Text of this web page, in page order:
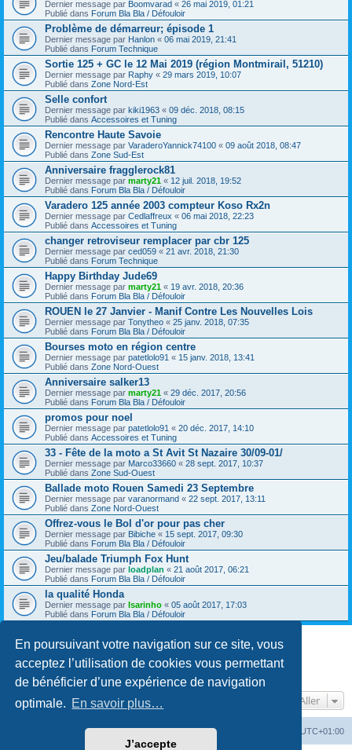
En poursuivant votre navigation sur ce site, vous
acceptez l’utilisation de cookies vous permettant
de bénéficier d’une expérience de navigation
optimale. En savoir plus…
J’accepte
Dernier message par Boomvarad « 26 mai 2019, 01:21
Publié dans Forum Bla Bla / Défouloir
Problème de démarreur; épisode 1
Dernier message par Hanlon « 06 mai 2019, 21:41
Publié dans Forum Technique
Sortie 125 + GC le 12 Mai 2019 (région Montmirail, 51210)
Dernier message par Raphy « 29 mars 2019, 10:07
Publié dans Zone Nord-Est
Selle confort
Dernier message par kiki1963 « 09 déc. 2018, 08:15
Publié dans Accessoires et Tuning
Rencontre Haute Savoie
Dernier message par VaraderoYannick74100 « 09 août 2018, 08:47
Publié dans Zone Sud-Est
Anniversaire fragglerock81
Dernier message par marty21 « 12 juil. 2018, 19:52
Publié dans Forum Bla Bla / Défouloir
Varadero 125 année 2003 compteur Koso Rx2n
Dernier message par Cedlaffreux « 06 mai 2018, 22:23
Publié dans Accessoires et Tuning
changer retroviseur remplacer par cbr 125
Dernier message par ced059 « 21 avr. 2018, 21:30
Publié dans Forum Technique
Happy Birthday Jude69
Dernier message par marty21 « 19 avr. 2018, 20:36
Publié dans Forum Bla Bla / Défouloir
ROUEN le 27 Janvier - Manif Contre Les Nouvelles Lois
Dernier message par Tonytheo « 25 janv. 2018, 07:35
Publié dans Forum Bla Bla / Défouloir
Bourses moto en région centre
Dernier message par patetlolo91 « 15 janv. 2018, 13:41
Publié dans Zone Nord-Ouest
Anniversaire salker13
Dernier message par marty21 « 29 déc. 2017, 20:56
Publié dans Forum Bla Bla / Défouloir
promos pour noel
Dernier message par patetlolo91 « 20 déc. 2017, 14:10
Publié dans Accessoires et Tuning
33 - Fête de la moto a St Avit St Nazaire 30/09-01/
Dernier message par Marco33660 « 28 sept. 2017, 10:37
Publié dans Zone Sud-Ouest
Ballade moto Rouen Samedi 23 Septembre
Dernier message par varanormand « 22 sept. 2017, 13:11
Publié dans Zone Nord-Ouest
Offrez-vous le Bol d'or pour pas cher
Dernier message par Bibiche « 15 sept. 2017, 09:30
Publié dans Forum Bla Bla / Défouloir
Jeu/balade Triumph Fox Hunt
Dernier message par loadplan « 21 août 2017, 06:21
Publié dans Forum Bla Bla / Défouloir
la qualité Honda
Dernier message par Isarinho « 05 août 2017, 17:03
Publié dans Forum Bla Bla / Défouloir
La recherche a retourné plus de 1000 résultats
Page1 sur20
1 2 3 4 5 … 20 Suivant
Aller
Accueil du forum UTC+01:00